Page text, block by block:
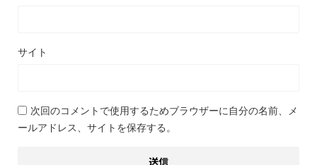
サイト
次回のコメントで使用するためブラウザーに自分の名前、メ
ールアドレス、サイトを保存する。